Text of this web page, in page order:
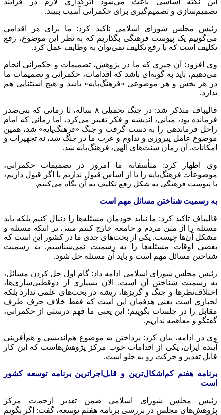
تصمیم‌سازی و تصمیم‌گیری برای حکمرانی آسیب ببیند.
رئیس مجلس شورای اسلامی تاکید کرد: ما برای هر اقدامی
می‌گوییم یک پیوست فرهنگی بگذاریم که به نظر این موضوع، رفع
تکلیف است که با رفع تکلیف نمی‌توان به وظایف عمل کرد.
وی افزود: آن چیزی که ما در پژوهش، تصمیمات و حکمرانی انجام
می‌دهیم، باید به گونه‌ای باشد که اقدامات، حکمرانی و تصمیمات ما
در هر بخش و هر موضوعی «فرهنگ‌پایه» باشد و هیچ استثنایی هم
ندارد.
قالیباف متذکر شد: در جنگ تحمیلی ۸ ساله، تا زمانی که بنی‌صدر
فرمانده بود، مبانی، اندیشه و فکر تغییر می‌کرد، اما زمانی که امام
راحل فرماندهی را به دست گرفت و جنگ «فرهنگ‌پایه» شد، همین
موضوع عامل پیروزی و تداوم و عزت ما در جنگ شد، نه تجهیزات و
امکانات. آن زمان سنت‌های الهی، فرهنگ‌پایه شد.
وی اظهار کرد: متأسفانه ما امروز در تصمیمات حکمرانی،
موضوعات فرهنگ‌پایه را یا از اساس قبول نداریم یا اگر قبول داریم،
با پیوست فرهنگی به شکل رفع تکلیف به آن نگاه می‌کنیم.
به رسمیت شناختن مسائل مهم است
قالیباف تاکید کرد: ما نباید خودمان مسئله‌ها را دنبال کنیم بلکه باید
مسئله را از متن مردم و جامعه خارج کنیم مبنی بر اینکه مسئله و
مشکل آن‌ها چیست. یکی از بحث‌های جدی ما در کشور این است که
بعضی اوقات مسئله‌ها را به رسمیت نمی‌شناسیم. به رسمیت
شناختن مسائل مهم است و باید آن مسئله حل شود.
رئیس مجلس شورای اسلامی ادامه داد: گام اول حل کردن مسائل،
به رسمیت شناختن آن است. الان بسیاری از دوقطبی‌سازی‌ها،
اختلاف‌نظرها و جنگ و گریزها، ریشه در بحث‌های علمی ندارد بلکه
لجبازی است یعنی هدفمان این است که فقط خلاف حرف طرف
مقابل را در جلسات بگوییم؛ این یعنی ما فهم درستی از حکمرانی،
گفتگو و مفاهمه نداریم.
وی در ادامه، بیان کرد: پرداختن به موضوع هم‌اندیشی و هم‌آفرینی
آینده ایران، یکی از اقدامات خوب مرکز پژوهش‌هاست که این کار
قابل تقدیر و حرکت رو به جلو است.
برنامه هفتم کم‌اشکال‌ترین و قابل‌اجراترین برنامه توسعه کشور
است
رئیس مجلس شورای اسلامی ضمن تقدیر ازحمات مرکز
پژوهش‌های مجلس در بررسی برنامه هفتم توسعه، گفت: اگر بگویم